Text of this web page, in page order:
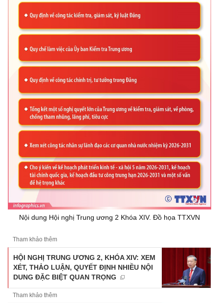
Nội dung Hội nghị Trung ương 2 Khóa XIV. Đồ họa TTXVN
Tham khảo thêm
HỘI NGHỊ TRUNG ƯƠNG 2, KHÓA XIV: XEM
XÉT, THẢO LUẬN, QUYẾT ĐỊNH NHIỀU NỘI
DUNG ĐẶC BIỆT QUAN TRỌNG
Tham khảo thêm